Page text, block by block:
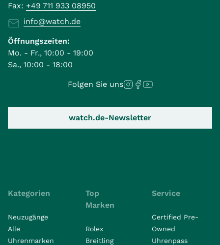
Fax: +49 711 933 08950
info@watch.de
Öffnungszeiten:
Mo. - Fr., 10:00 - 19:00
Sa., 10:00 - 18:00
Folgen Sie uns
watch.de-Newsletter
Kategorien
Neuzugänge
Alle
Uhrenmarken
Top
Marken
Rolex
Breitling
Service
Certified Pre-
Owned
Uhrenpass